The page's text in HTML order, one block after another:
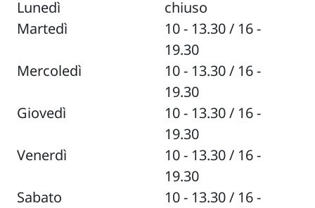
Lunedì
chiuso
Martedì
10 - 13.30 / 16 -
19.30
Mercoledì
10 - 13.30 / 16 -
19.30
Giovedì
10 - 13.30 / 16 -
19.30
Venerdì
10 - 13.30 / 16 -
19.30
Sabato
10 - 13.30 / 16 -